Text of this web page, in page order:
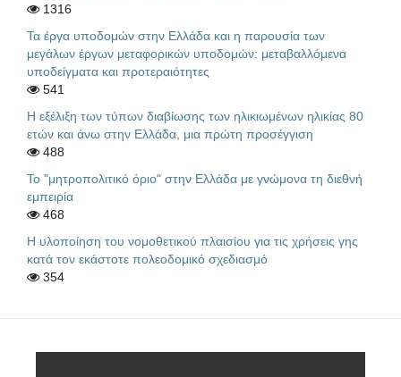
1316
Τα έργα υποδομών στην Ελλάδα και η παρουσία των
μεγάλων έργων μεταφορικών υποδομών: μεταβαλλόμενα
υποδείγματα και προτεραιότητες
541
Η εξέλιξη των τύπων διαβίωσης των ηλικιωμένων ηλικίας 80
ετών και άνω στην Ελλάδα, μια πρώτη προσέγγιση
488
Το "μητροπολιτικό όριο" στην Ελλάδα με γνώμονα τη διεθνή
εμπειρία
468
Η υλοποίηση του νομοθετικού πλαισίου για τις χρήσεις γης
κατά τον εκάστοτε πολεοδομικό σχεδιασμό
354